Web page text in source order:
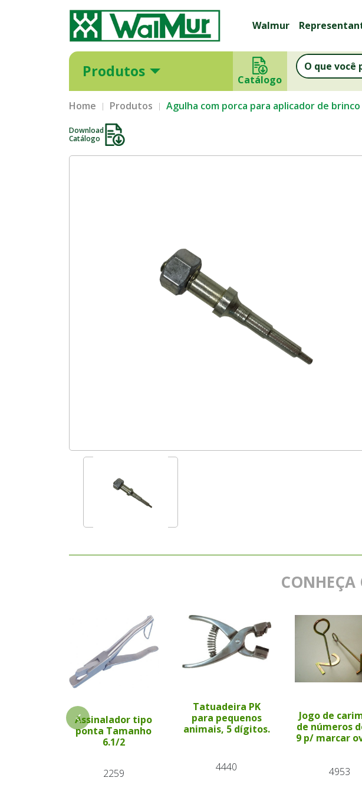
Walmur
Produtos Catálogo
Home Produtos Agulha com porca para aplicador de brinco
Download
Catálogo
CONHEÇA
Assinalador tipo
ponta Tamanho
6.1/2
2259
Tatuadeira PK
para pequenos
animais, 5 dígitos.
4440
Jogo de
de números
9 p/ marcar
4953